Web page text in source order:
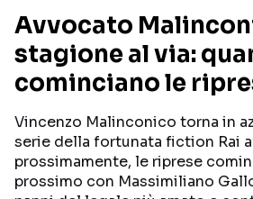
CANALI TV
PROGRAMMI TV
PERSONAGGI TV
Streaming
Avvocato
stagione al via:
cominciano le
Vincenzo Malinconico torna in
serie della fortunata fiction Rai
prossimamente, le riprese
prossimo con Massimiliano